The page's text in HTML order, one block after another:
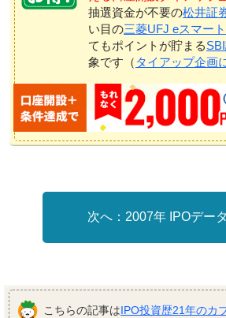
抽選資金が不要の松井証
い目の三菱UFJ eスマー
てもポイントが貯まる
象です（ タイアップ企画
2007年 IPOデー
こちらの記事はIPO投資歴21年のカ